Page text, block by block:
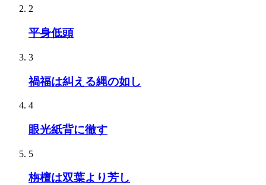
2
平身低頭
3
禍福は糾える縄の如し
4
眼光紙背に徹す
5
栴檀は双葉より芳し